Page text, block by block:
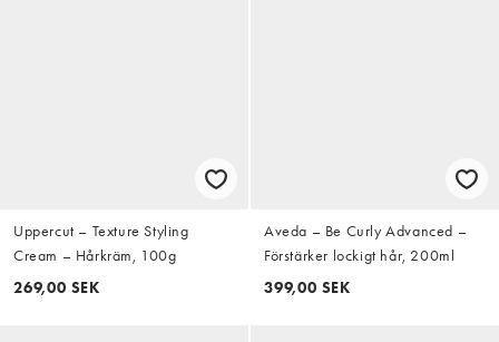
Uppercut – Texture Styling
Cream – Hårkräm, 100g
269,00 SEK
Aveda – Be Curly Advanced –
Förstärker lockigt hår, 200ml
399,00 SEK